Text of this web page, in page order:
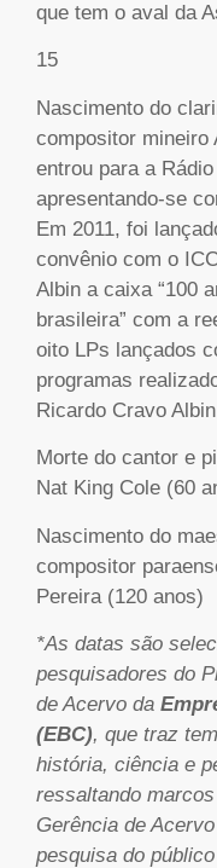
que tem o aval da
15
Nascimento do
compositor mineiro
entrou para a
apresentando-se
Em 2011, foi
convênio com o
Albin a caixa “100
brasileira” com a
oito LPs lançados
programas
Ricardo Cravo
Morte do cantor e
Nat King Cole (60
Nascimento do
compositor
Pereira (120 anos)
*As datas são
pesquisadores do
de Acervo da
(EBC), que traz
história, ciência e
ressaltando
Gerência de
pesquisa do